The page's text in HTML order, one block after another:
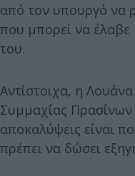
από τον υπουργό να
που μπορεί να
του.
Αντίστοιχα, η
Συμμαχίας Πρασίνων
αποκαλύψεις είναι
πρέπει να δώσει